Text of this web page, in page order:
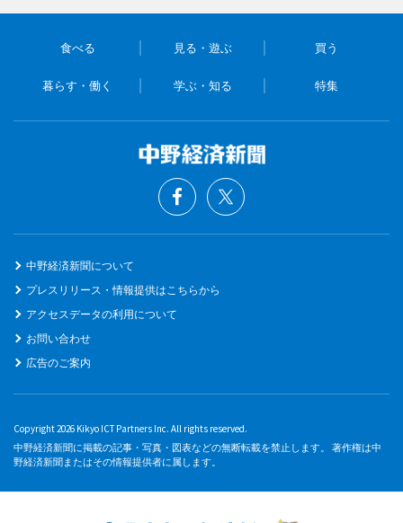
食べる 見る・遊ぶ 買う
暮らす・働く 学ぶ・知る 特集
中野経済新聞について
プレスリリース・情報提供はこちらから
アクセスデータの利用について
お問い合わせ
広告のご案内
Copyright 2026 Kikyo ICT Partners Inc. All rights reserved.
中野経済新聞に掲載の記事・写真・図表などの無断転載を禁止します。 著作権は中
野経済新聞またはその情報提供者に属します。